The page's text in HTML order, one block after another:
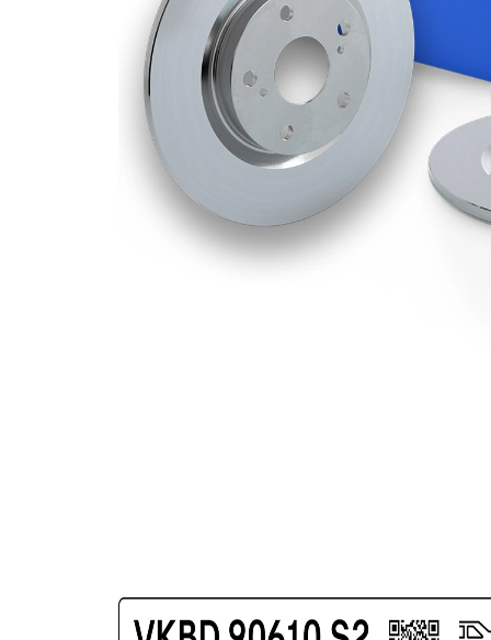
Numar
pistoane
2
Diametru
exterior
302 mm
Numar
gauri
5
Diametru
de centrare
69 mm
Asezare
acoperit
(cu un